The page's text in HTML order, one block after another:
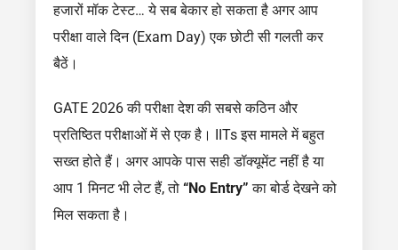
हजारों मॉक टेस्ट… ये सब बेकार हो सकता है अगर आप
परीक्षा वाले दिन (Exam Day) एक छोटी सी गलती कर
बैठें।
GATE 2026 की परीक्षा देश की सबसे कठिन और
प्रतिष्ठित परीक्षाओं में से एक है। IITs इस मामले में बहुत
सख्त होते हैं। अगर आपके पास सही डॉक्यूमेंट नहीं है या
आप 1 मिनट भी लेट हैं, तो “No Entry” का बोर्ड देखने को
मिल सकता है।